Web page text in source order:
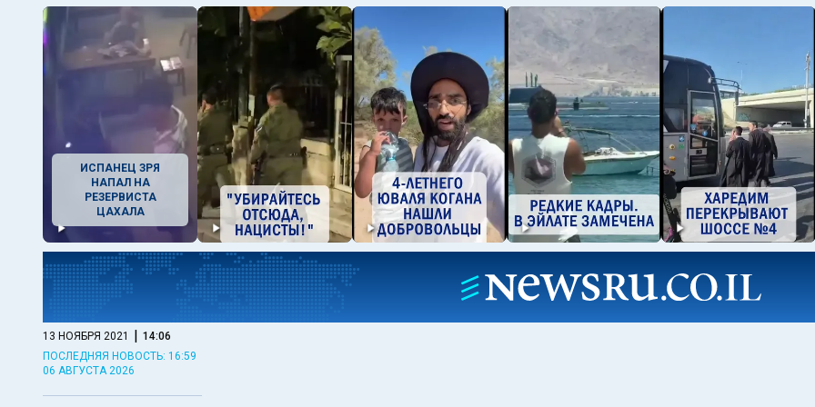
ИСПАНЕЦ ЗРЯ
НАПАЛ НА
РЕЗЕРВИСТА
ЦАХАЛА
13 НОЯБРЯ 2021 | 14:06
ПОСЛЕДНЯЯ НОВОСТЬ: 16:59
06 АВГУСТА 2026